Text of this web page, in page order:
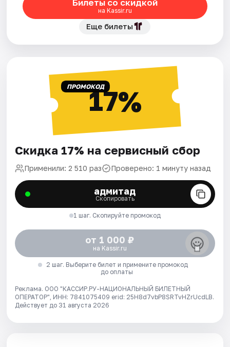
Билеты со скидкой
на Kassir.ru
Еще билеты
ПРОМОКОД17%
Скидка 17% на сервисный сбор
Применили: 2 510 раз Проверено: 1 минуту назад
адмитад
Скопировать
1 шаг. Скопируйте промокод
от 1 000 ₽
на Kassir.ru
2 шаг. Выберите билет и примените промокод
до оплаты
Реклама. ООО "КАССИР.РУ-НАЦИОНАЛЬНЫЙ БИЛЕТНЫЙ
ОПЕРАТОР", ИНН: 7841075409 erid: 25H8d7vbP8SRTvHZrUcdLB.
Действует до 31 августа 2026